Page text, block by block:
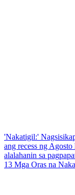
'Nakatigil:'
ang recess ng
alalahanin sa
13 Mga Oras na